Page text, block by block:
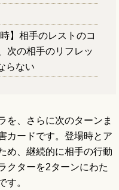
】相手のレストのコ
次の相手のリフレッ
らない
を、さらに次のターンま
カードです。登場時とア
め、継続的に相手の行動
クターを2ターンにわた
す。